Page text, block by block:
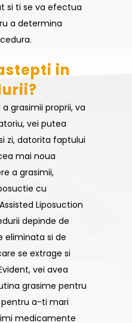
si ti se va efectua
a determina
in
grasimii proprii, va
vei putea
zi, datorita faptului
mai noua
a grasimii,
cu
Liposuction
depinde de
eliminata si de
se extrage si
vei avea
grasime pentru
a-ti mari
medicamente